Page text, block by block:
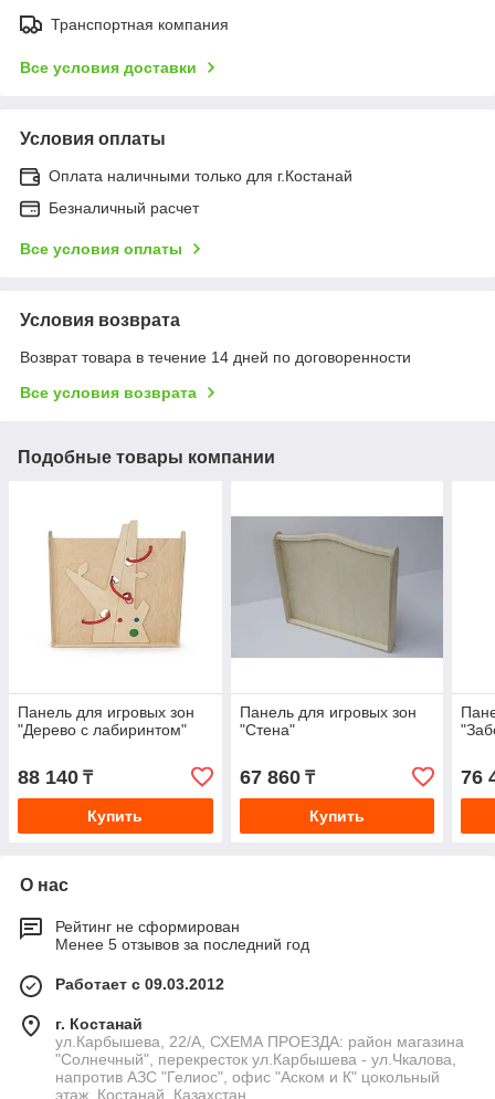
Транспортная компания
Все условия доставки
Условия оплаты
Оплата наличными только для г.Костанай
Безналичный расчет
Все условия оплаты
Условия возврата
Возврат товара в течение 14 дней по договоренности
Все условия возврата
Подобные товары компании
Панель для игровых зон
"Дерево с лабиринтом"
88 140 ₸
Купить
Панель для игровых зон
"Стена"
67 860₸
Купить
76
О нас
Рейтинг не сформирован
Менее 5 отзывов за последний год
Работает с 09.03.2012
г. Костанай
ул.Карбышева, 22/А, СХЕМА ПРОЕЗДА: район магазина
"Солнечный", перекресток ул.Карбышева - ул.Чкалова,
напротив АЗС "Гелиос", офис "Аском и К" цокольный
этаж, Костанай, Казахстан